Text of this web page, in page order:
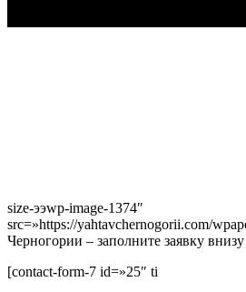
size-ээwp-image-1374″
src=»https://yahtavchernogorii.com/
Черногории – заполните заявку
[contact-form-7 id=»25″ ti